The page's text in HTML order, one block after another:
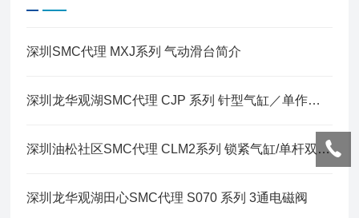
深圳SMC代理 MXJ系列 气动滑台简介
深圳龙华观湖SMC代理 CJP 系列 针型气缸／单作用·弹簧压回型
深圳油松社区SMC代理 CLM2系列 锁紧气缸/单杆双作用
深圳龙华观湖田心SMC代理 S070 系列 3通电磁阀